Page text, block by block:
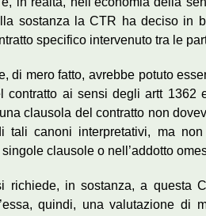
sostanza la CTR ha deciso in
specifico intervenuto tra le
di mero fatto, avrebbe potuto
contratto ai sensi degli artt 1362
clausola del contratto non
tali canoni interpretativi, ma
clausole o nell’addotto
richiede, in sostanza, a questa
quindi, una valutazione di